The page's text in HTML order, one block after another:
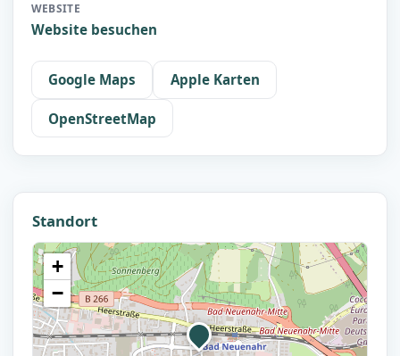
WEBSITE
Website besuchen
Google Maps Apple Karten
OpenStreetMap
Standort
+
−